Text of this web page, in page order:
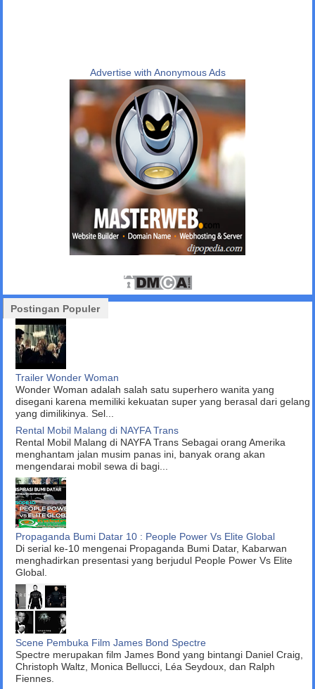
Advertise with Anonymous Ads
Postingan Populer
Trailer Wonder Woman
Wonder Woman adalah salah satu superhero wanita yang
disegani karena memiliki kekuatan super yang berasal dari gelang
yang dimilikinya. Sel...
Rental Mobil Malang di NAYFA Trans
Rental Mobil Malang di NAYFA Trans Sebagai orang Amerika
menghantam jalan musim panas ini, banyak orang akan
mengendarai mobil sewa di bagi...
Propaganda Bumi Datar 10 : People Power Vs Elite Global
Di serial ke-10 mengenai Propaganda Bumi Datar, Kabarwan
menghadirkan presentasi yang berjudul People Power Vs Elite
Global.
Scene Pembuka Film James Bond Spectre
Spectre merupakan film James Bond yang bintangi Daniel Craig,
Christoph Waltz, Monica Bellucci, Léa Seydoux, dan Ralph
Fiennes.